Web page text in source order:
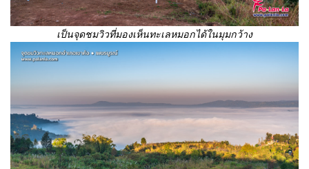
เป็นจุดชมวิวที่มองเห็นทะเลหมอกได้ในมุมกว้าง